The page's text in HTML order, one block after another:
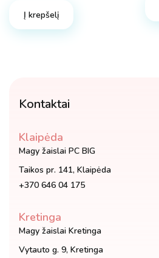
29.54 €.
14.77 €.
Į krepšelį
Kontaktai
Klaipėda
Magy žaislai PC BIG
Taikos pr. 141, Klaipėda
+370 646 04 175
Kretinga
Magy žaislai Kretinga
Vytauto g. 9, Kretinga